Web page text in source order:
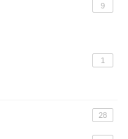
9
1
28